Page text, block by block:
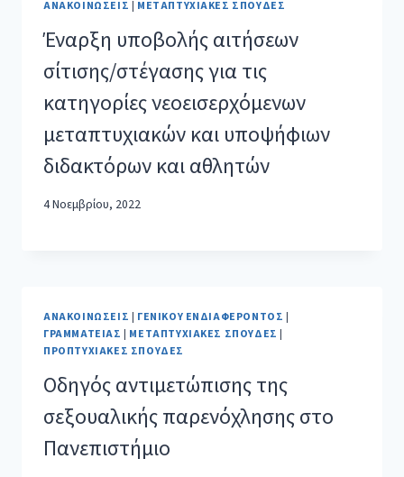
ΑΝΑΚΟΙΝΏΣΕΙΣ | ΜΕΤΑΠΤΥΧΙΑΚΈΣ ΣΠΟΥΔΈΣ
Έναρξη υποβολής αιτήσεων
σίτισης/στέγασης για τις
κατηγορίες νεοεισερχόμενων
μεταπτυχιακών και υποψήφιων
διδακτόρων και αθλητών
4 Νοεμβρίου, 2022
ΑΝΑΚΟΙΝΏΣΕΙΣ ΓΕΝΙΚΟΎ ΕΝΔΙΑΦΈΡΟΝΤΟΣ
ΓΡΑΜΜΑΤΕΊΑΣ
ΜΕΤΑΠΤΥΧΙΑΚΈΣ ΣΠΟΥΔΈΣ
ΠΡΟΠΤΥΧΙΑΚΈΣ ΣΠΟΥΔΈΣ
Οδηγός αντιμετώπισης της
σεξουαλικής παρενόχλησης στο
Πανεπιστήμιο